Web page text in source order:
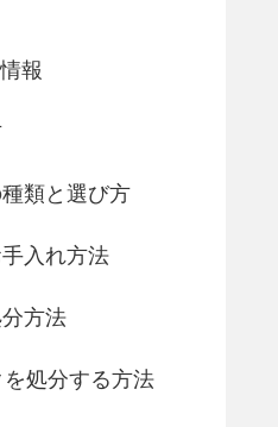
報
類と選び方
入れ方法
方法
処分する方法